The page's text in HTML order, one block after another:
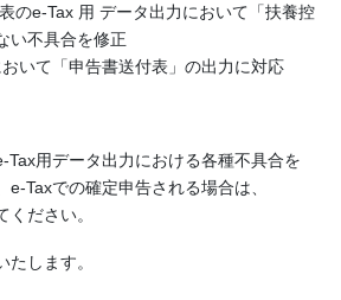
のe-Tax 用 データ出力において「扶養控
い不具合を修正
おいて「申告書送付表」の出力に対応
Tax用データ出力における各種不具合を
Taxでの確定申告される場合は、
ださい。
たします。